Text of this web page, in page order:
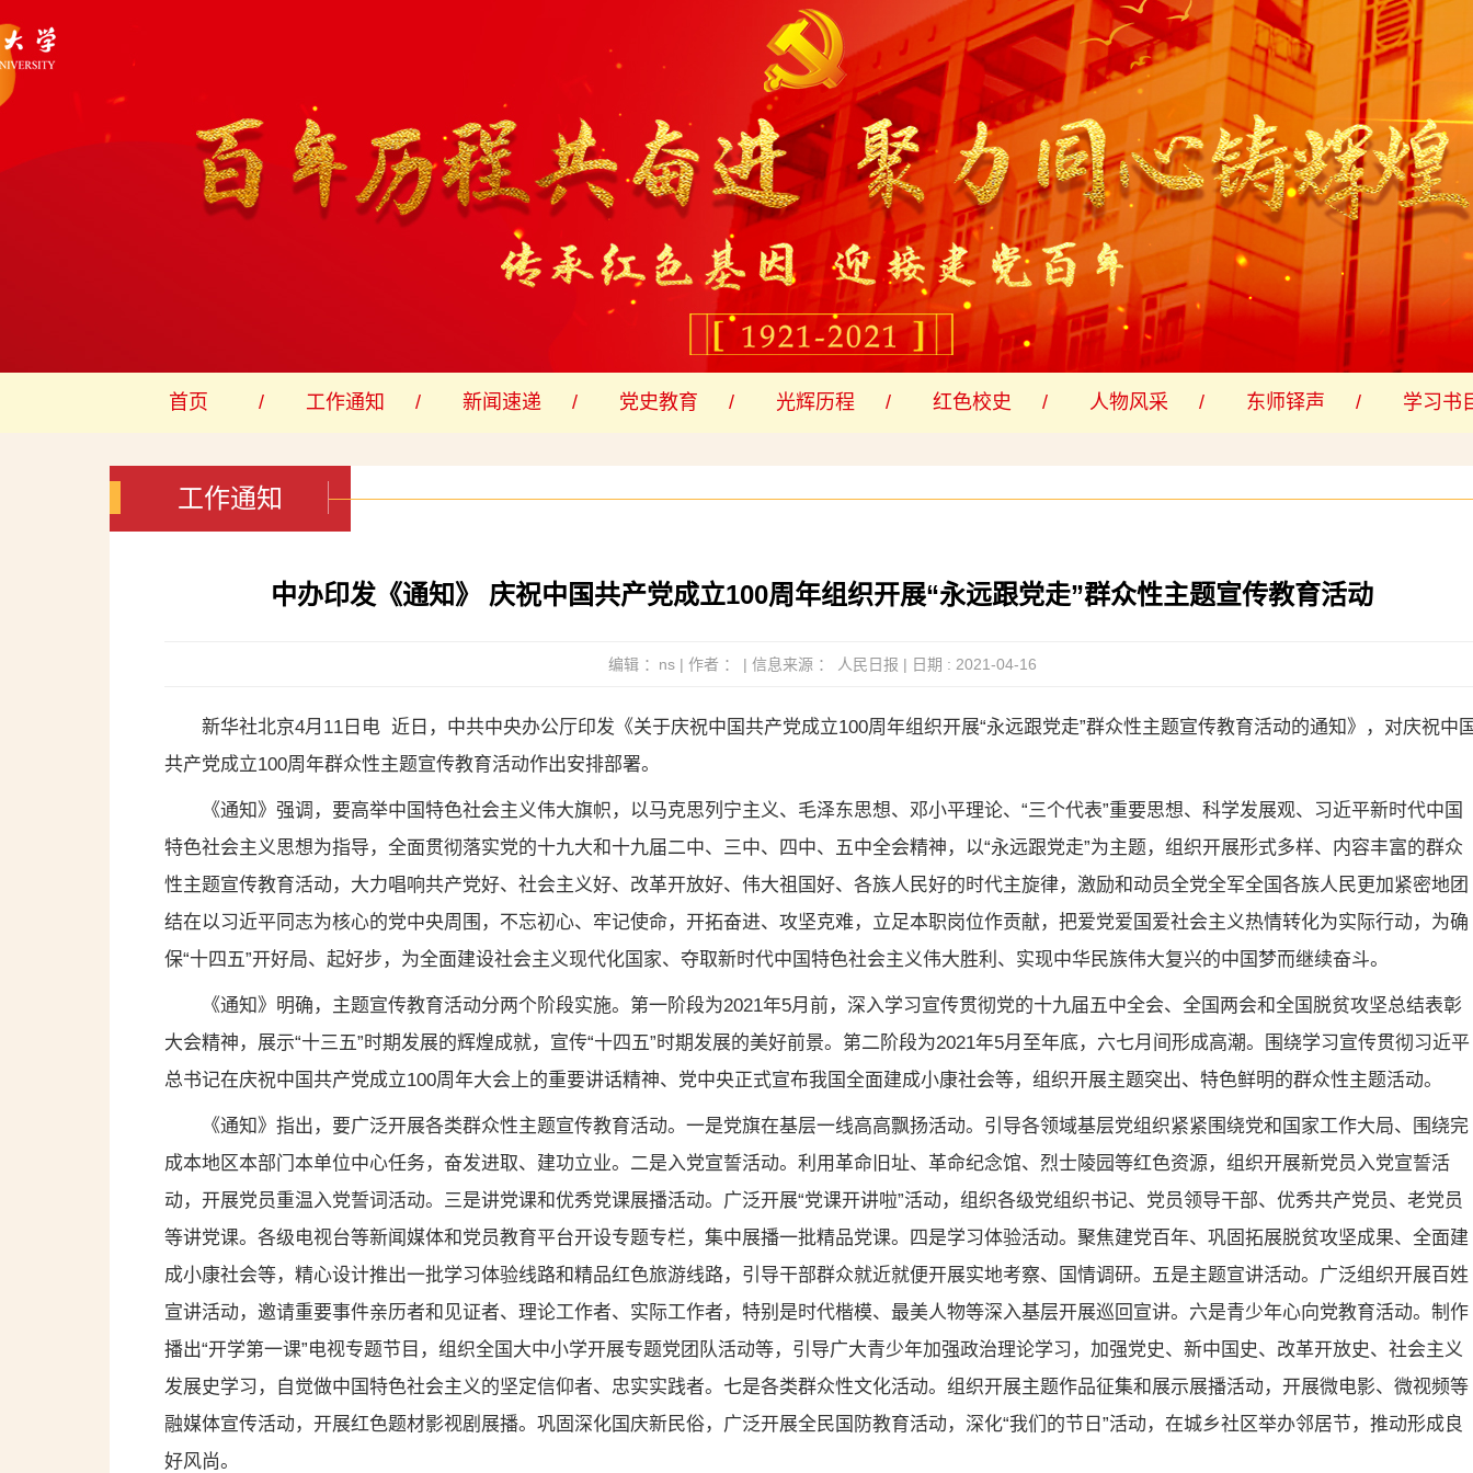
首页 工作通知 新闻速递 党史教育 光辉历程 红色校史 人物风采 东师铎声 学习书
工作通知
中办印发《通知》 庆祝中国共产党成立100周年组织开展“永远跟党走”群众性主题宣传教育活动
编辑 ：ns | 作者 ： | 信息来源 ： 人民日报 | 日期 : 2021-04-16
新华社北京4月11日电 近日，中共中央办公厅印发《关于庆祝中国共产党成立100周年组织开展“永远跟党走”群众性主题宣传教育活动的通知》，对庆祝中
共产党成立100周年群众性主题宣传教育活动作出安排部署。
《通知》强调，要高举中国特色社会主义伟大旗帜，以马克思列宁主义、毛泽东思想、邓小平理论、“三个代表”重要思想、科学发展观、习近平新时代中国
特色社会主义思想为指导，全面贯彻落实党的十九大和十九届二中、三中、四中、五中全会精神，以“永远跟党走”为主题，组织开展形式多样、内容丰富的群众
性主题宣传教育活动，大力唱响共产党好、社会主义好、改革开放好、伟大祖国好、各族人民好的时代主旋律，激励和动员全党全军全国各族人民更加紧密地团
结在以习近平同志为核心的党中央周围，不忘初心、牢记使命，开拓奋进、攻坚克难，立足本职岗位作贡献，把爱党爱国爱社会主义热情转化为实际行动，为确
保“十四五”开好局、起好步，为全面建设社会主义现代化国家、夺取新时代中国特色社会主义伟大胜利、实现中华民族伟大复兴的中国梦而继续奋斗。
《通知》明确，主题宣传教育活动分两个阶段实施。第一阶段为2021年5月前，深入学习宣传贯彻党的十九届五中全会、全国两会和全国脱贫攻坚总结表彰
大会精神，展示“十三五”时期发展的辉煌成就，宣传“十四五”时期发展的美好前景。第二阶段为2021年5月至年底，六七月间形成高潮。围绕学习宣传贯彻习近平
总书记在庆祝中国共产党成立100周年大会上的重要讲话精神、党中央正式宣布我国全面建成小康社会等，组织开展主题突出、特色鲜明的群众性主题活动。
《通知》指出，要广泛开展各类群众性主题宣传教育活动。一是党旗在基层一线高高飘扬活动。引导各领域基层党组织紧紧围绕党和国家工作大局、围绕完
成本地区本部门本单位中心任务，奋发进取、建功立业。二是入党宣誓活动。利用革命旧址、革命纪念馆、烈士陵园等红色资源，组织开展新党员入党宣誓活
动，开展党员重温入党誓词活动。三是讲党课和优秀党课展播活动。广泛开展“党课开讲啦”活动，组织各级党组织书记、党员领导干部、优秀共产党员、老党员
等讲党课。各级电视台等新闻媒体和党员教育平台开设专题专栏，集中展播一批精品党课。四是学习体验活动。聚焦建党百年、巩固拓展脱贫攻坚成果、全面建
成小康社会等，精心设计推出一批学习体验线路和精品红色旅游线路，引导干部群众就近就便开展实地考察、国情调研。五是主题宣讲活动。广泛组织开展百姓
宣讲活动，邀请重要事件亲历者和见证者、理论工作者、实际工作者，特别是时代楷模、最美人物等深入基层开展巡回宣讲。六是青少年心向党教育活动。制作
播出“开学第一课”电视专题节目，组织全国大中小学开展专题党团队活动等，引导广大青少年加强政治理论学习，加强党史、新中国史、改革开放史、社会主义
发展史学习，自觉做中国特色社会主义的坚定信仰者、忠实实践者。七是各类群众性文化活动。组织开展主题作品征集和展示展播活动，开展微电影、微视频等
融媒体宣传活动，开展红色题材影视剧展播。巩固深化国庆新民俗，广泛开展全民国防教育活动，深化“我们的节日”活动，在城乡社区举办邻居节，推动形成良
好风尚。